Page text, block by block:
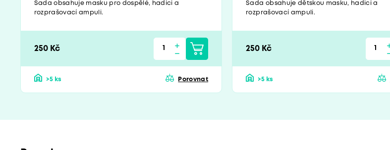
Sada obsahuje masku pro dospělé, hadici a
rozprašovací ampuli.
250 Kč
>5 ks Porovnat
Sada obsahuje dětskou masku, hadici a
rozprašovací ampuli.
250 Kč
>5 ks